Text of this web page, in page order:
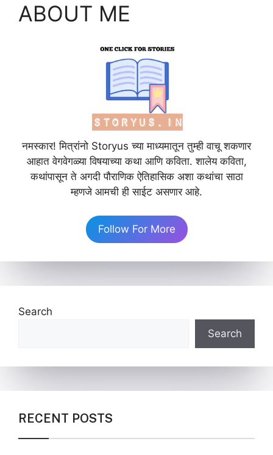
ABOUT ME
नमस्कार! मित्रांनो Storyus च्या माध्यमातून तुम्ही वाचू शकणार
आहात वेगवेगळ्या विषयाच्या कथा आणि कविता. शालेय कविता,
कथांपासून ते अगदी पौराणिक ऐतिहासिक अशा कथांचा साठा
म्हणजे आमची ही साईट असणार आहे.
Follow For More
Search
Search
RECENT POSTS